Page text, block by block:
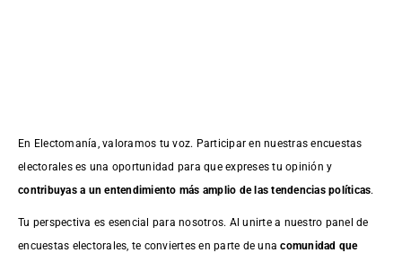
En Electomanía, valoramos tu voz. Participar en nuestras encuestas
electorales es una oportunidad para que expreses tu opinión y
contribuyas a un entendimiento más amplio de las tendencias políticas.
Tu perspectiva es esencial para nosotros. Al unirte a nuestro panel de
encuestas electorales, te conviertes en parte de unacomunidad que